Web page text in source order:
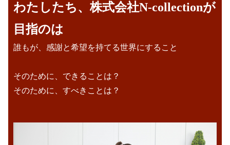
わたしたち、株式会社N-collectionが
目指のは
誰もが、感謝と希望を持てる世界にすること
そのために、できることは？
そのために、すべきことは？